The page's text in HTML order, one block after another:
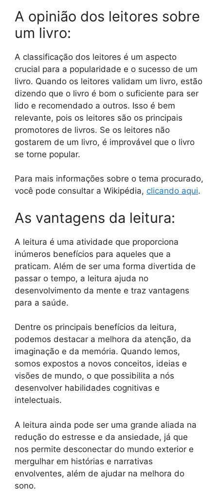
A opinião dos leitores sobre
um livro:
A classificação dos leitores é um aspecto
crucial para a popularidade e o sucesso de um
livro. Quando os leitores validam um livro, estão
dizendo que o livro é bom o suficiente para ser
lido e recomendado a outros. Isso é bem
relevante, pois os leitores são os principais
promotores de livros. Se os leitores não
gostarem de um livro, é improvável que o livro
se torne popular.
Para mais informações sobre o tema procurado,
você pode consultar a Wikipédia, clicando aqui.
As vantagens da leitura:
A leitura é uma atividade que proporciona
inúmeros benefícios para aqueles que a
praticam. Além de ser uma forma divertida de
passar o tempo, a leitura ajuda no
desenvolvimento da mente e traz vantagens
para a saúde.
Dentre os principais benefícios da leitura,
podemos destacar a melhora da atenção, da
imaginação e da memória. Quando lemos,
somos expostos a novos conceitos, ideias e
visões de mundo, o que possibilita a nós
desenvolver habilidades cognitivas e
intelectuais.
A leitura ainda pode ser uma grande aliada na
redução do estresse e da ansiedade, já que
nos permite desconectar do mundo exterior e
mergulhar em histórias e narrativas
envolventes, além de ajudar na melhora do
sono.